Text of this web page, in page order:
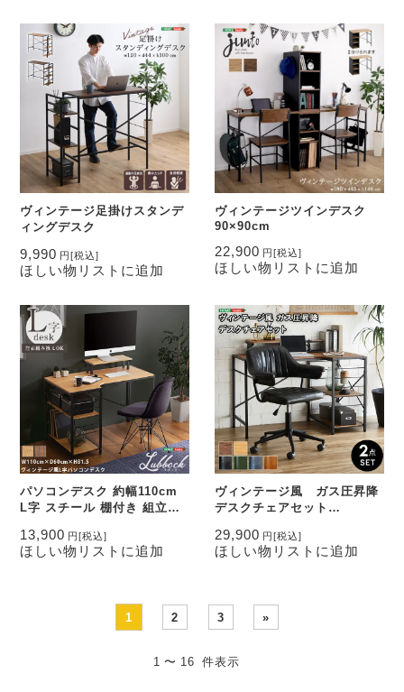
ヴィンテージ足掛けスタンデ
ィングデスク
9,990 円[税込]
ほしい物リストに追加
ヴィンテージツインデスク
90×90cm
22,900 円[税込]
ほしい物リストに追加
パソコンデスク 約幅110cm
L字 スチール 棚付き 組立品
ワーク
13,900 円[税込]
ほしい物リストに追加
ヴィンテージ風 ガス圧昇降
デスクチェアセット
29,900 円[税込]
ほしい物リストに追加
1 2 3 »
1 〜 16 件表示